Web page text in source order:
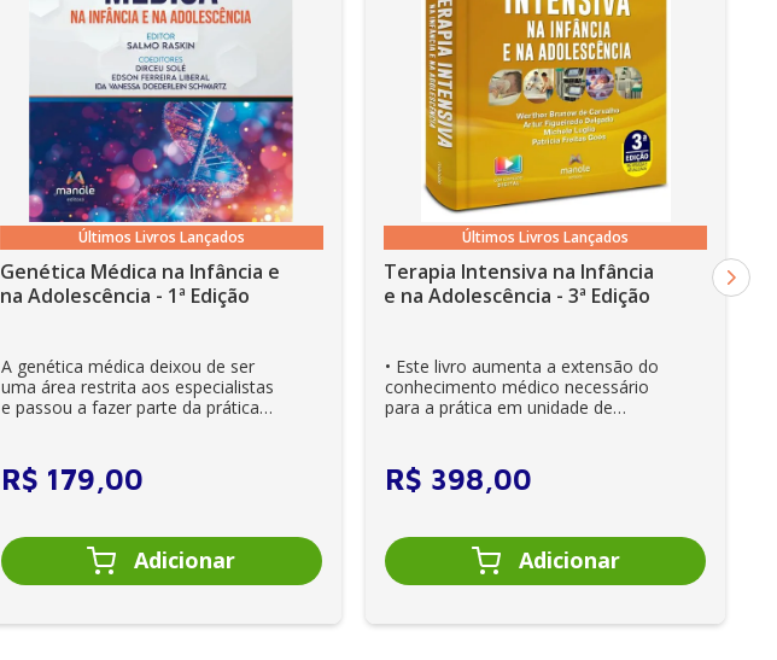
Últimos Livros Lançados
Genética Médica na Infância e
na Adolescência - 1ª Edição
A genética médica deixou de ser
uma área restrita aos especialistas
e passou a fazer parte da prática
R$ 179,00
Últimos Livros Lançados
Terapia Intensiva na Infância
e na Adolescência - 3ª Edição
• Este livro aumenta a extensão do
conhecimento médico necessário
para a prática em unidade de
R$ 398,00